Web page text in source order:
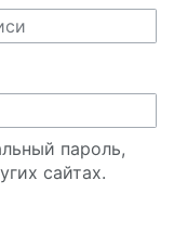
пароль,
сайтах.